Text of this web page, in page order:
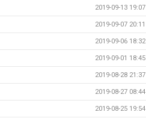
2019-09-13 19:07
2019-09-07 20:11
2019-09-06 18:32
2019-09-01 18:45
2019-08-28 21:37
2019-08-27 08:44
2019-08-25 19:54